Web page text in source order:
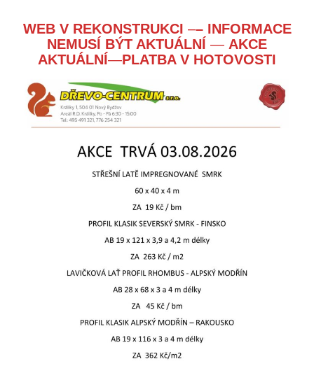
WEB V REKONSTRUKCI –– INFORMACE
NEMUSÍ BÝT AKTUÁLNÍ — AKCE
AKTUÁLNÍ—PLATBA V HOTOVOSTI